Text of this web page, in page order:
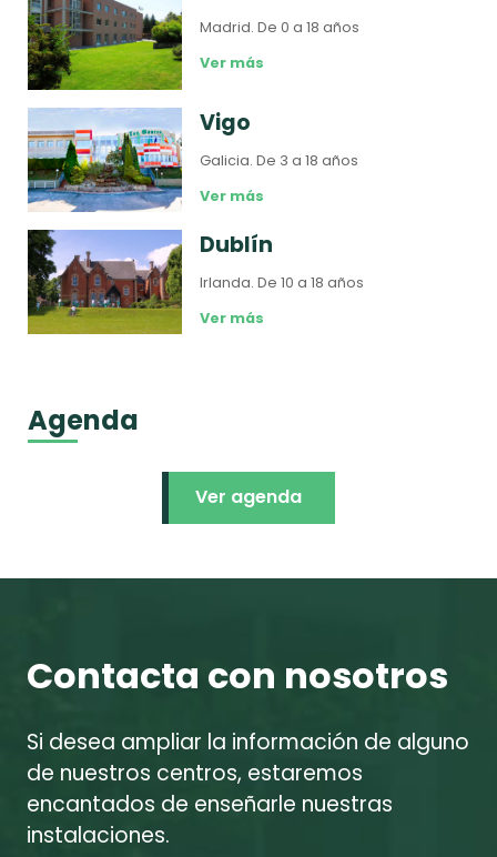
Madrid.De 0 a 18 años
Ver más
Vigo
Galicia.De 3 a 18 años
Ver más
Dublín
Irlanda.De 10 a 18 años
Ver más
Agenda
Ver agenda
Contacta con nosotros
Si desea ampliar la información de alguno
de nuestros centros, estaremos
encantados de enseñarle nuestras
instalaciones.